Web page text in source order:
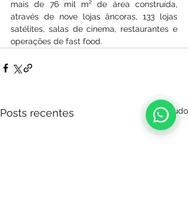
mais de 76 mil m² de área construída,
através de nove lojas âncoras, 133 lojas
satélites, salas de cinema, restaurantes e
operações de fast food.
Posts recentes Ver tudo